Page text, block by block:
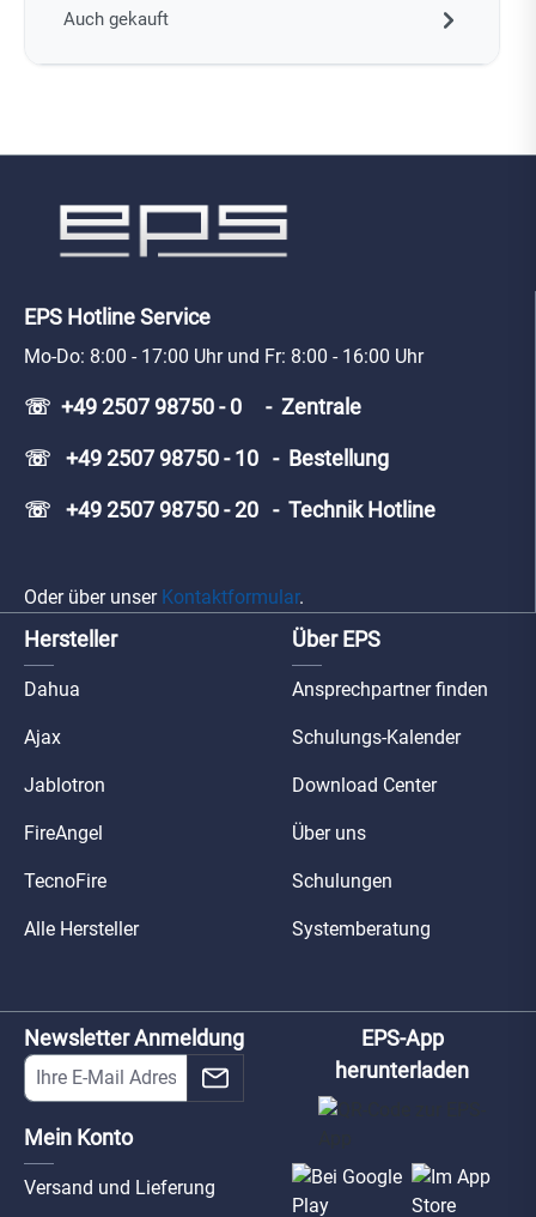
Auch gekauft
EPS Hotline Service
Mo-Do: 8:00 - 17:00 Uhr und Fr: 8:00 - 16:00 Uhr
☏ +49 2507 98750 - 0 - Zentrale
☏ +49 2507 98750 - 10 - Bestellung
☏ +49 2507 98750 - 20 - Technik Hotline
Oder über unser Kontaktformular.
Hersteller
Dahua
Ajax
Jablotron
FireAngel
TecnoFire
Alle Hersteller
Über EPS
Ansprechpartner finden
Schulungs-Kalender
Download Center
Über uns
Schulungen
Systemberatung
Newsletter Anmeldung
Mein Konto
Versand und Lieferung
EPS-App
herunterladen